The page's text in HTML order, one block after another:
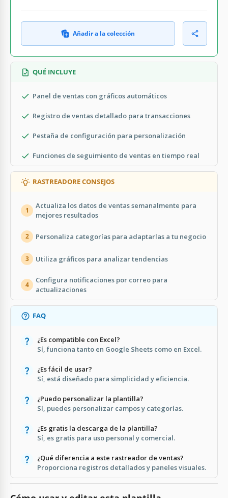
Añadir a la colección
QUÉ INCLUYE
Panel de ventas con gráficos automáticos
Registro de ventas detallado para transacciones
Pestaña de configuración para personalización
Funciones de seguimiento de ventas en tiempo real
RASTREADORE CONSEJOS
1
Actualiza los datos de ventas semanalmente para
mejores resultados
2 Personaliza categorías para adaptarlas a tu negocio
3 Utiliza gráficos para analizar tendencias
4
Configura notificaciones por correo para
actualizaciones
FAQ
¿Es compatible con Excel?
Sí, funciona tanto en Google Sheets como en Excel.
¿Es fácil de usar?
Sí, está diseñado para simplicidad y eficiencia.
¿Puedo personalizar la plantilla?
Sí, puedes personalizar campos y categorías.
¿Es gratis la descarga de la plantilla?
Sí, es gratis para uso personal y comercial.
¿Qué diferencia a este rastreador de ventas?
Proporciona registros detallados y paneles visuales.